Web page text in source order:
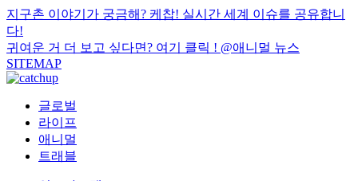
지구촌 이야기가 궁금해? 케찹! 실시간 세계 이슈를 공유합니
다!
귀여운 거 더 보고 싶다면? 여기 클릭 ! @애니멀 뉴스
SITEMAP
글로벌
라이프
애니멀
트래블